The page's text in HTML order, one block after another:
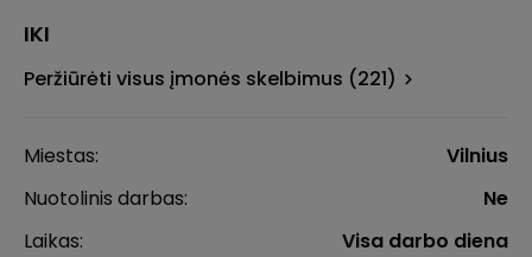
IKI
Peržiūrėti visus įmonės skelbimus (221)
Miestas:
Vilnius
Nuotolinis darbas:
Ne
Laikas:
Visa darbo diena